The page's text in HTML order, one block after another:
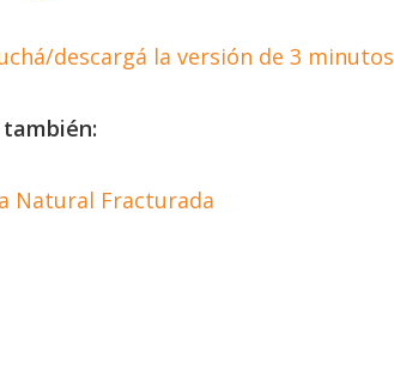
descargá la versión de 3 minutos
también:
Natural Fracturada